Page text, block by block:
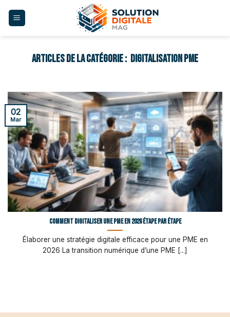
DIGITALISATION PME
Comment digitaliser une PME en 2026 étape par étape
Élaborer une stratégie digitale efficace pour une PME en
2026 La transition numérique d’une PME [...]
02
Mar